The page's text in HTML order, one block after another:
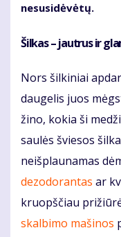
nesusidėvėtų.
Šilkas – jautrus ir
Nors šilkiniai
daugelis juos
žino, kokia ši
saulės šviesos
neišplaunamas
dezodorantas ar
kruopščiau
skalbimo mašinos